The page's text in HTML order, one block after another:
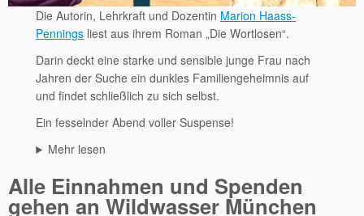
Die Autorin, Lehrkraft und Dozentin Marion Haass-
Pennings liest aus ihrem Roman „Die Wortlosen“.
Darin deckt eine starke und sensible junge Frau nach
Jahren der Suche ein dunkles Familiengeheimnis auf
und findet schließlich zu sich selbst.
Ein fesselnder Abend voller Suspense!
Mehr lesen
Alle Einnahmen und Spenden
gehen an Wildwasser München